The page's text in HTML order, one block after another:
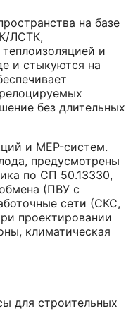
на базе
ЛСТК,
и
и стыкуются на
без длительных
и MEP-систем.
предусмотрены
по СП 50.13330,
(ПВУ с
сети (СКС,
проектировании
климатическая
для строительных